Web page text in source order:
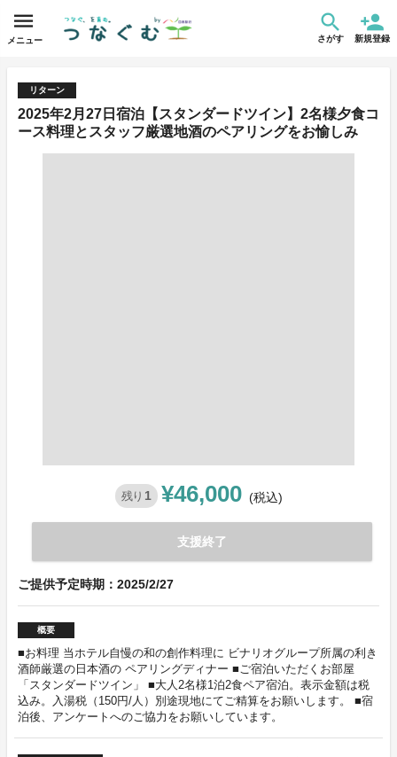
メニュー さがす 新規登録
リターン
2025年2月27日宿泊【スタンダードツイン】2名様夕食コ
ース料理とスタッフ厳選地酒のペアリングをお愉しみ
残り 1 ¥46,000 (税込)
支援終了
ご提供予定時期：2025/2/27
概要
■お料理 当ホテル自慢の和の創作料理に ビナリオグループ所属の利き
酒師厳選の日本酒の ペアリングディナー ■ご宿泊いただくお部屋
「スタンダードツイン」 ■大人2名様1泊2食ペア宿泊。表示金額は税
込み。入湯税（150円/人）別途現地にてご精算をお願いします。 ■宿
泊後、アンケートへのご協力をお願いしています。